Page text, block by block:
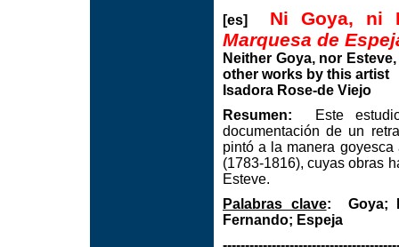
[es] Ni Goya, ni
Marquesa de
Neither Goya, nor
other works by this artist
Isadora Rose-de Viejo
Resumen: Este
documentación de un
pintó a la manera
(1783-1816), cuyas obras
Esteve.
Palabras clave: Goya;
Fernando; Espeja